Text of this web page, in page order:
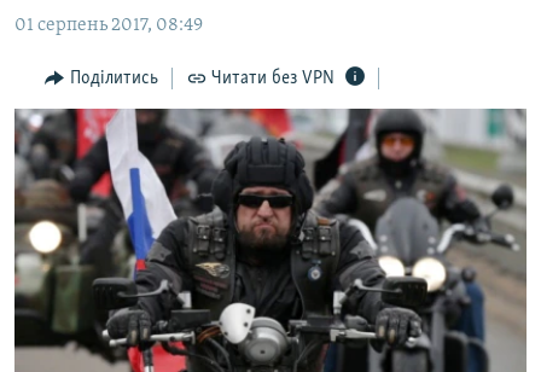
основної
навігації
Перейти
до
пошуку
БЛОГИ
ПОГЛЯД
ІНТЕРВ'Ю
ВСЕ ЗА ДЕНЬ
СПЕЦПРОЕКТИ
ДЕПОРТАЦІЯ
ВІДЕОУРОКИ «ELIFBE»
СВІДЧЕННЯ ОКУПАЦІЇ
ЯК ОБІЙТИ БЛОКУВАННЯ
Русский
Qırımtatar
01 серпень 2017, 08:49
Поділитись Читати без VPN